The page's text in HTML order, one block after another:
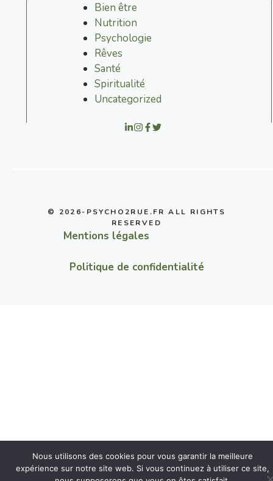
Bien être
Nutrition
Psychologie
Rêves
Santé
Spiritualité
Uncategorized
© 2026-PSYCHO2RUE.FR ALL RIGHTS
RESERVED
Mentions légales
Politique de confidentialité
Nous utilisons des cookies pour vous garantir la meilleure
expérience sur notre site web. Si vous continuez à utiliser ce site,